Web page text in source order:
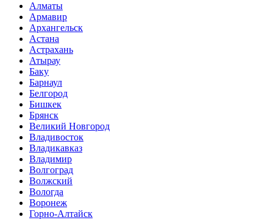
Алматы
Армавир
Архангельск
Астана
Астрахань
Атырау
Баку
Барнаул
Белгород
Бишкек
Брянск
Великий Новгород
Владивосток
Владикавказ
Владимир
Волгоград
Волжский
Вологда
Воронеж
Горно-Алтайск